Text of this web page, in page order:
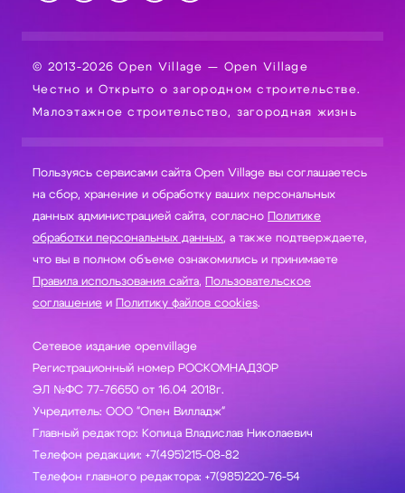
© 2013-2026 Open Village — Open Village
Честно и Открыто о загородном строительстве.
Малоэтажное строительство, загородная жизнь
Пользуясь сервисами сайта Open Village вы соглашаетесь
на сбор, хранение и обработку ваших персональных
данных администрацией сайта, согласно Политике
обработки персональных данных, а также подтверждаете,
что вы в полном объеме ознакомились и принимаете
Правила использования сайта, Пользовательское
соглашение и Политику файлов cookies.
Сетевое издание openvillage
Регистрационный номер РОСКОМНАДЗОР
ЭЛ №ФС 77-76650 от 16.04 2018г.
Учредитель: ООО "Опен Вилладж"
Главный редактор: Копица Владислав Николаевич
Телефон редакции: +7(495)215-08-82
Телефон главного редактора: +7(985)220-76-54